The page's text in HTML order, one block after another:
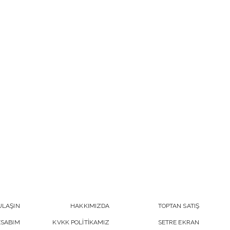
HAKKIMIZDA
KVKK POLİTİKAMIZ
TOPTAN SATIŞ
SETRE EKRAN